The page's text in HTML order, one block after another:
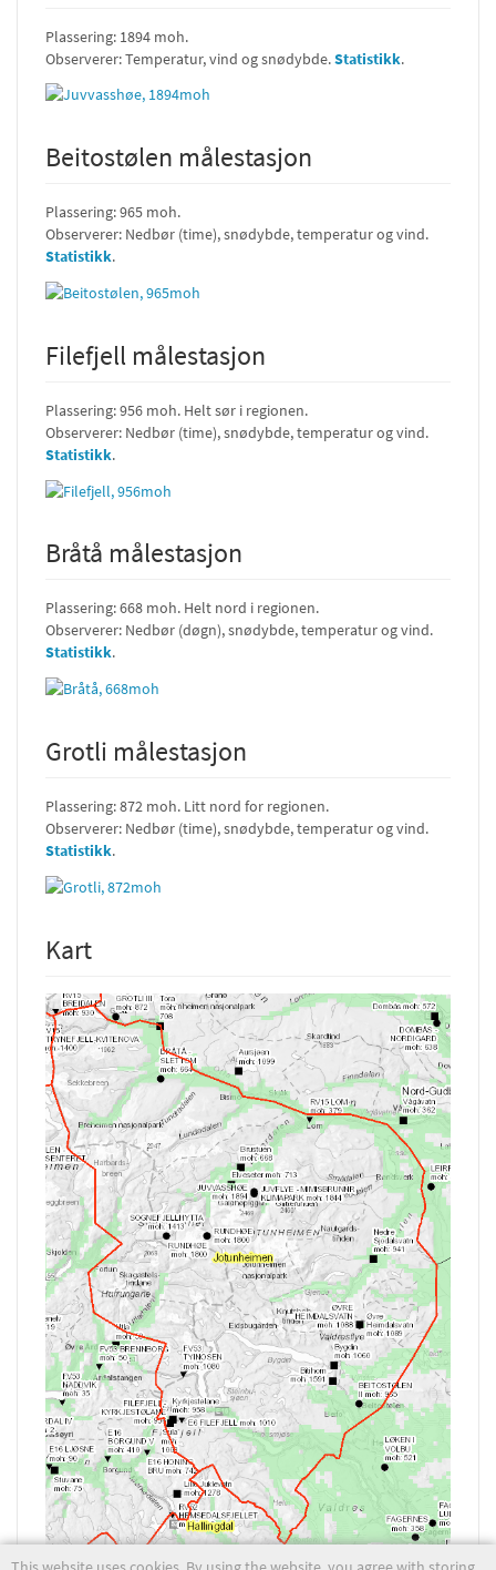
Plassering: 1894 moh.
Observerer: Temperatur, vind og snødybde.Statistikk.
Beitostølen målestasjon
Plassering: 965 moh.
Observerer: Nedbør (time), snødybde, temperatur og vind.
Statistikk.
Filefjell målestasjon
Plassering: 956 moh. Helt sør i regionen.
Observerer: Nedbør (time), snødybde, temperatur og vind.
Statistikk.
Bråtå målestasjon
Plassering: 668 moh. Helt nord i regionen.
Observerer: Nedbør (døgn), snødybde, temperatur og vind.
Statistikk.
Grotli målestasjon
Plassering: 872 moh. Litt nord for regionen.
Observerer: Nedbør (time), snødybde, temperatur og vind.
Statistikk.
Kart